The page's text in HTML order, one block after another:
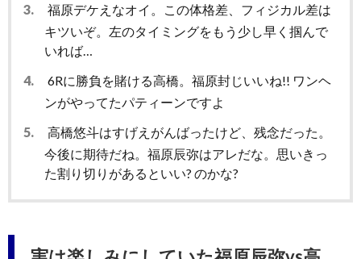
3.
福原デケえなオイ。この体格差、フィジカル差は
キツいぞ。左のタイミングをもう少し早く掴んで
いれば…
4.
6Rに勝負を賭ける高橋。福原封じいいね!! ワンヘ
ンがやってたパティーンですよ
5.
高橋悠斗はすげえがんばったけど、残念だった。
今後に期待だね。福原辰弥はアレだな。思いきっ
た割り切りがあるといい? のかな?